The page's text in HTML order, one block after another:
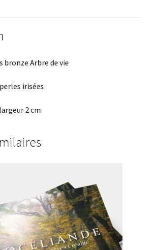
bronze Arbre de vie
irisées
2 cm